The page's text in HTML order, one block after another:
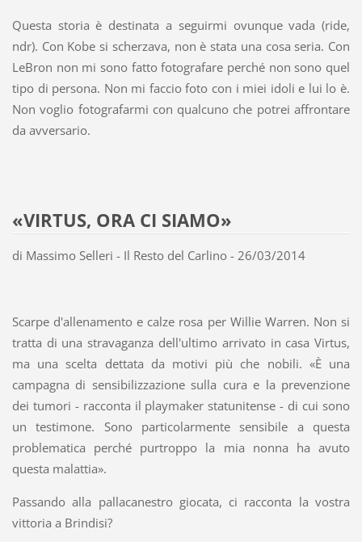
Questa storia è destinata a seguirmi ovunque vada (ride,
ndr). Con Kobe si scherzava, non è stata una cosa seria. Con
LeBron non mi sono fatto fotografare perché non sono quel
tipo di persona. Non mi faccio foto con i miei idoli e lui lo è.
Non voglio fotografarmi con qualcuno che potrei affrontare
da avversario.
«VIRTUS, ORA CI SIAMO»
di Massimo Selleri - Il Resto del Carlino - 26/03/2014
Scarpe d'allenamento e calze rosa per Willie Warren. Non si
tratta di una stravaganza dell'ultimo arrivato in casa Virtus,
ma una scelta dettata da motivi più che nobili. «È una
campagna di sensibilizzazione sulla cura e la prevenzione
dei tumori - racconta il playmaker statunitense - di cui sono
un testimone. Sono particolarmente sensibile a questa
problematica perché purtroppo la mia nonna ha avuto
questa malattia».
Passando alla pallacanestro giocata, ci racconta la vostra
vittoria a Brindisi?